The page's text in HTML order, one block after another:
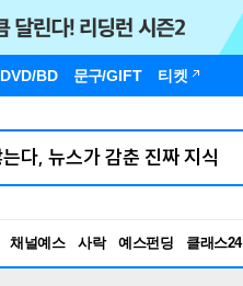
DVD/BD 문구/GIFT 티켓
채널예스 사락 예스펀딩 클래스24